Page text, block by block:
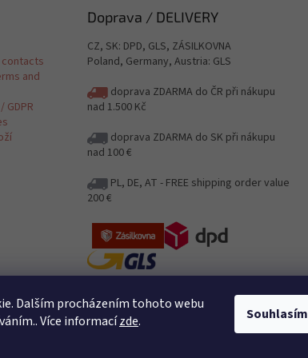
Dalším procházením tohoto webu
Více informacízde. Souhlasím
and
GDPR
Doprava / DELIVERY
CZ, SK: DPD, GLS, ZÁSILKOVNA
Poland, Germany, Austria: GLS
doprava ZDARMA do ČR při nákupu
nad 1.500 Kč
doprava ZDARMA do SK při nákupu
nad 100 €
PL, DE, AT - FREE shipping order value
200 €
Jak posíláme a kolik stojí poštovné /
Delivery
Posíláme i na Slovensko / Shipping to PL,